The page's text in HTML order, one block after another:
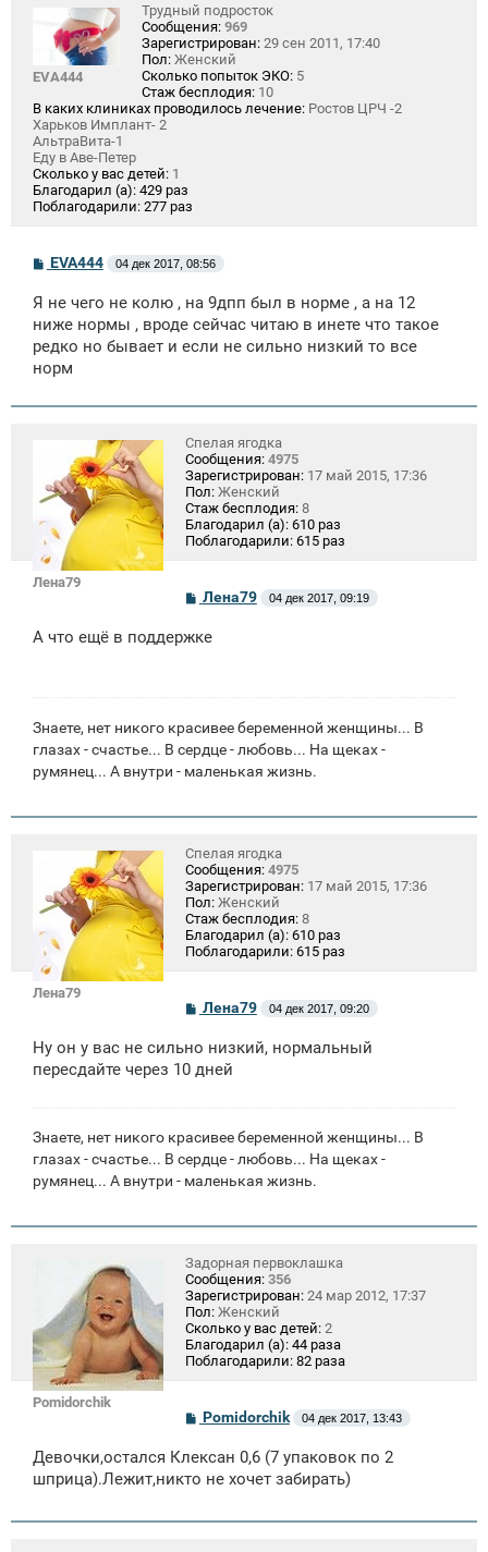
EVA444
Трудный подросток
Сообщения: 969
Зарегистрирован: 29 сен 2011, 17:40
Пол: Женский
Сколько попыток ЭКО: 5
Стаж бесплодия: 10
В каких клиниках проводилось лечение: Ростов ЦРЧ -2
Харьков Имплант- 2
АльтраВита-1
Еду в Аве-Петер
Сколько у вас детей: 1
Благодарил (а): 429 раз
Поблагодарили: 277 раз
С
о
б
щ
н
и
EVA444 04 дек 2017, 08:56
Я не чего не колю , на 9дпп был в норме , а на 12
ниже нормы , вроде сейчас читаю в инете что такое
редко но бывает и если не сильно низкий то все
норм
Лена79
Спелая ягодка
Сообщения: 4975
Зарегистрирован: 17 май 2015, 17:36
Пол: Женский
Стаж бесплодия: 8
Благодарил (а): 610 раз
Поблагодарили: 615 раз
С
о
б
Лена79 04 дек 2017, 09:19
А что ещё в поддержке
Знаете, нет никого красивее беременной женщины... В
глазах - счастье... В сердце - любовь... На щеках -
румянец... А внутри - маленькая жизнь.
Лена79
Спелая ягодка
Сообщения: 4975
Зарегистрирован: 17 май 2015, 17:36
Пол: Женский
Стаж бесплодия: 8
Благодарил (а): 610 раз
Поблагодарили: 615 раз
С
о
б
щ
е
Лена79 04 дек 2017, 09:20
Ну он у вас не сильно низкий, нормальный
пересдайте через 10 дней
Знаете, нет никого красивее беременной женщины... В
глазах - счастье... В сердце - любовь... На щеках -
румянец... А внутри - маленькая жизнь.
Pomidorchik
Задорная первоклашка
Сообщения: 356
Зарегистрирован: 24 мар 2012, 17:37
Пол: Женский
Сколько у вас детей: 2
Благодарил (а): 44 раза
Поблагодарили: 82 раза
С
б
щ
и
Pomidorchik 04 дек 2017, 13:43
Девочки,остался Клексан 0,6 (7 упаковок по 2
шприца).Лежит,никто не хочет забирать)